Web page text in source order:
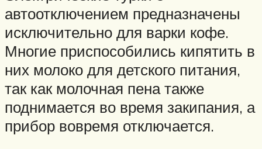
автоотключением предназначены
исключительно для варки кофе.
Многие приспособились кипятить в
них молоко для детского питания,
так как молочная пена также
поднимается во время закипания, а
прибор вовремя отключается.